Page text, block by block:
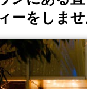
ーをしま